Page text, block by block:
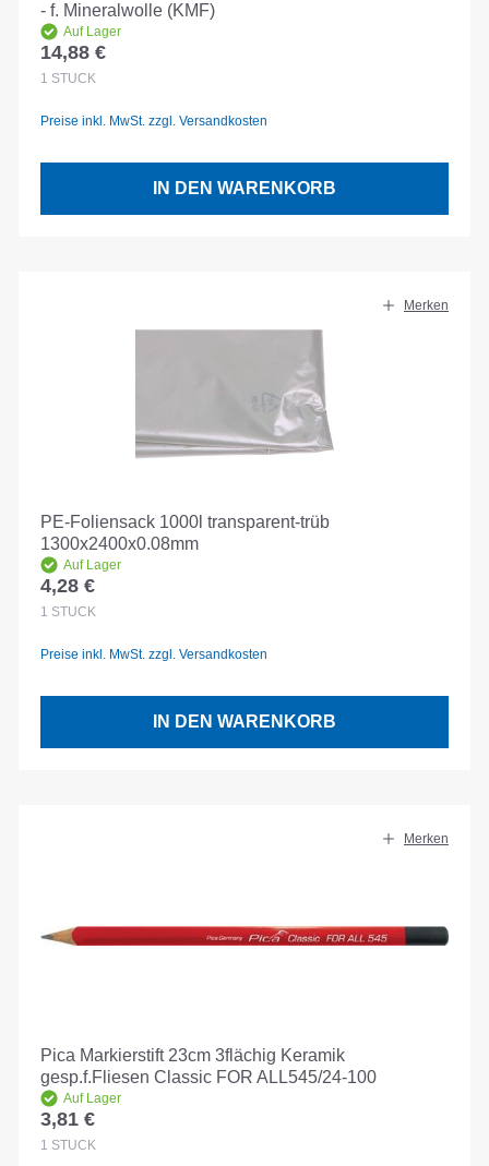
- f. Mineralwolle (KMF)
Auf Lager
Regulärer Preis:
14,88 €
1 STÜCK
Preise inkl. MwSt. zzgl. Versandkosten
IN DEN WARENKORB
Merken
PE-Foliensack 1000l transparent-trüb
1300x2400x0.08mm
Auf Lager
Regulärer Preis:
4,28 €
1 STÜCK
Preise inkl. MwSt. zzgl. Versandkosten
IN DEN WARENKORB
Merken
Pica Markierstift 23cm 3flächig Keramik
gesp.f.Fliesen Classic FOR ALL545/24-100
Auf Lager
Regulärer Preis:
3,81 €
1 STÜCK